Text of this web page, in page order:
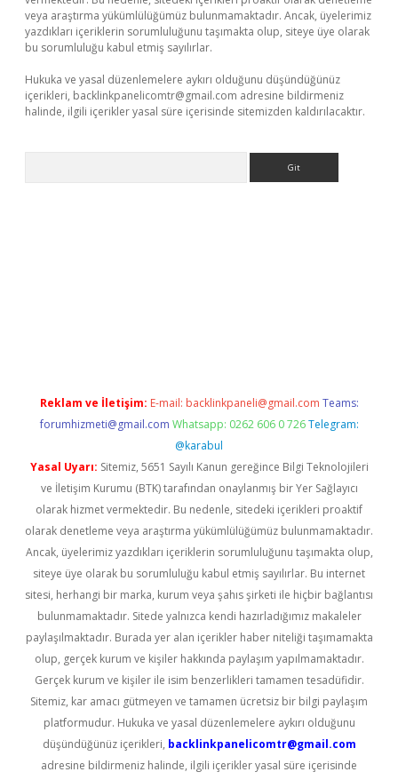
veya araştırma yükümlülüğümüz bulunmamaktadır. Ancak, üyelerimiz
yazdıkları içeriklerin sorumluluğunu taşımakta olup, siteye üye olarak
bu sorumluluğu kabul etmiş sayılırlar.
Hukuka ve yasal düzenlemelere aykırı olduğunu düşündüğünüz
içerikleri, backlinkpanelicomtr@gmail.com adresine bildirmeniz
halinde, ilgili içerikler yasal süre içerisinde sitemizden kaldırılacaktır.
Reklam ve İletişim: E-mail: backlinkpaneli@gmail.com Teams:
forumhizmeti@gmail.com Whatsapp: 0262 606 0 726 Telegram:
@karabul
Yasal Uyarı: Sitemiz, 5651 Sayılı Kanun gereğince Bilgi Teknolojileri
ve İletişim Kurumu (BTK) tarafından onaylanmış bir Yer Sağlayıcı
olarak hizmet vermektedir. Bu nedenle, sitedeki içerikleri proaktif
olarak denetleme veya araştırma yükümlülüğümüz bulunmamaktadır.
Ancak, üyelerimiz yazdıkları içeriklerin sorumluluğunu taşımakta olup,
siteye üye olarak bu sorumluluğu kabul etmiş sayılırlar. Bu internet
sitesi, herhangi bir marka, kurum veya şahıs şirketi ile hiçbir bağlantısı
bulunmamaktadır. Sitede yalnızca kendi hazırladığımız makaleler
paylaşılmaktadır. Burada yer alan içerikler haber niteliği taşımamakta
olup, gerçek kurum ve kişiler hakkında paylaşım yapılmamaktadır.
Gerçek kurum ve kişiler ile isim benzerlikleri tamamen tesadüfidir.
Sitemiz, kar amacı gütmeyen ve tamamen ücretsiz bir bilgi paylaşım
platformudur. Hukuka ve yasal düzenlemelere aykırı olduğunu
düşündüğünüz içerikleri, backlinkpanelicomtr@gmail.com
adresine bildirmeniz halinde, ilgili içerikler yasal süre içerisinde